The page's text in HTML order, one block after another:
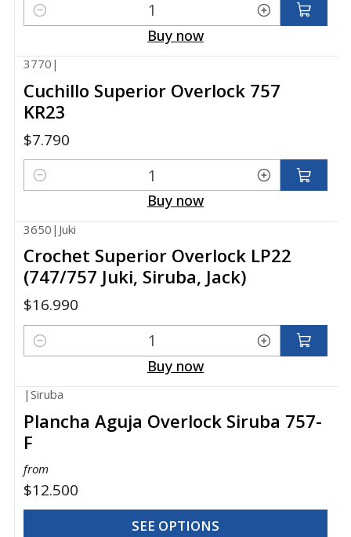
Quantity
Buy now
3770 |
Cuchillo Superior Overlock 757
KR23
$7.790
Quantity
Buy now
3650 | Juki
Crochet Superior Overlock LP22
(747/757 Juki, Siruba, Jack)
$16.990
Quantity
Buy now
|Siruba
Plancha Aguja Overlock Siruba 757-
F
from
$12.500
SEE OPTIONS